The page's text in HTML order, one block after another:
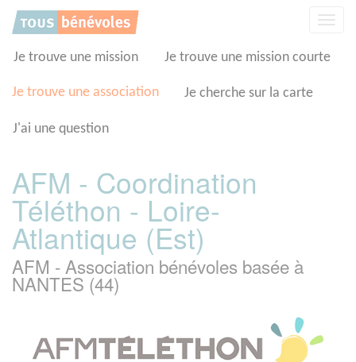
Je trouve une mission Je trouve une mission courte
Je trouve une association Je cherche sur la carte
J'ai une question
AFM - Coordination
Téléthon - Loire-
Atlantique (Est)
AFM - Association bénévoles basée à
NANTES (44)
Panneau de gestion des cookies